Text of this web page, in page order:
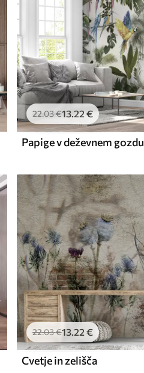
22.03€13.22€
Papige v deževnem gozdu
22.03€13.22 €
Cvetje in zelišča